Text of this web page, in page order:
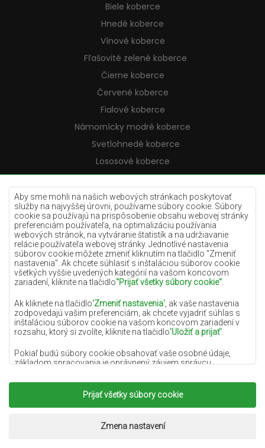
Aby sme mohli na našich webových stránkach poskytovať
služby na najvyššej úrovni, používame súbory cookie. Súbory
cookie sa používajú na prispôsobenie obsahu webovej stránky
preferenciám používateľa, na optimalizáciu používania
webových stránok, na vytváranie štatistík a na udržiavanie
relácie používateľa webovej stránky. Jednotlivé nastavenia
súborov cookie môžete zmeniť kliknutím na tlačidlo "Zmeniť
nastavenia". Ak chcete súhlasiť s inštaláciou súborov cookie
všetkých vyššie uvedených kategórií na vašom koncovom
zariadení, kliknite na tlačidlo"Prijať všetky súbory cookie"
Ak kliknete na tlačidlo'Zmeniť nastavenia' , ak vaše nastavenia
zodpovedajú vašim preferenciám, ak chcete vyjadriť súhlas s
inštaláciou súborov cookie na vašom koncovom zariadení v
rozsahu, ktorý si zvolíte, kliknite na tlačidlo'Uložiť a prijať'
Pokiaľ budú súbory cookie obsahovať vaše osobné údaje,
základom spracovania je oprávnený záujem správcu
podobe poskytovania vysokokvalitných služieb na našej
webovej stránke a marketingových aktivít správcu osobných
údajov a jeho dôveryhodných partnerov.
Viac informácií o súboroch cookie a spracovaní osobných
Prijať všetky súbory cookie
Zmena nastavení
Biele koberce
Hnedé koberce
Vínové koberce
Fľašovité zelené koberce
Čierne koberce
Červené koberce
Fialové koberce
Námornícky modré koberce
Svetlohnedé koberce
Lososové koberce
Krémové koberce
Lilac koberce
Žlté koberce
Mätové koberce
Modré koberce
Oranžové koberce
Ružové koberce
Šedé koberce
Terakotové koberce
Zelené koberce
Zlaté koberce
Copyright 2022Koberce Chemex.Všetky práva
Realizácia:www.dimax.pl